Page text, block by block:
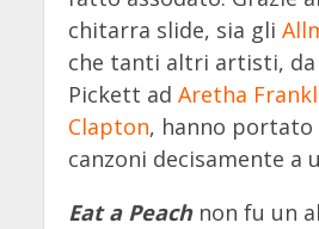
chitarra slide, sia gli
che tanti altri artisti, da
Pickett ad Aretha
Clapton, hanno
canzoni decisamente a
Eat a Peachnon fu un